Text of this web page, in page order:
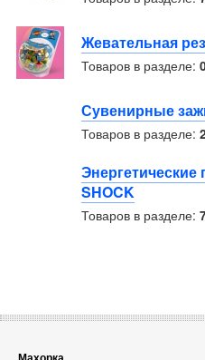
Жевательная
Товаров в разделе:
Сувенирные
Товаров в разделе:
Энергетические
SHOCK
Товаров в разделе: